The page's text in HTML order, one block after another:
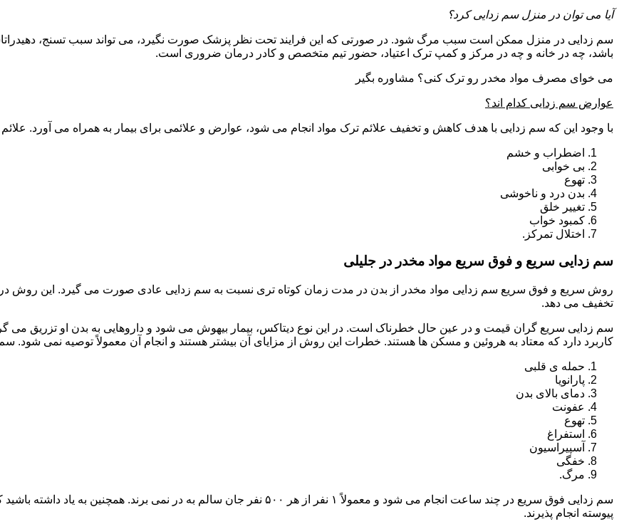
آیا می توان در منزل سم زدایی کرد؟
سم زدایی در منزل ممکن است سبب مرگ شود. در صورتی که این فرایند تحت نظر پزشک صورت نگیرد، می تواند سبب تسنج،
باشد، چه در خانه و چه در مرکز و کمپ ترک اعتیاد، حضور تیم متخصص و کادر درمان ضروری است.
می خوای مصرف مواد مخدر رو ترک کنی؟ مشاوره بگیر
عوارض سم زدایی کدام اند؟
با وجود این که سم زدایی با هدف کاهش و تخفیف علائم ترک مواد انجام می شود، عوارض و علائمی برای بیمار به همراه می آورد.
اضطراب و خشم
بی خوابی
تهوع
بدن درد و ناخوشی
تغییر خلق
کمبود خواب
اختلال تمرکز.
سم زدایی سریع و فوق سریع مواد مخدر در جلیلی
روش سریع و فوق سریع سم زدایی مواد مخدر از بدن در مدت زمان کوتاه تری نسبت به سم زدایی عادی صورت می گیرد. این روش در
تخفیف می دهد.
سم زدایی سریع گران قیمت و در عین حال خطرناک است. در این نوع دیتاکس، بیمار بیهوش می شود و داروهایی به بدن او تزریق می
کاربرد دارد که معتاد به هروئین و مسکن ها هستند. خطرات این روش از مزایای آن بیشتر هستند و انجام آن معمولاً توصیه نمی
حمله ی قلبی
پارانویا
دمای بالای بدن
عفونت
تهوع
استفراغ
آسپیراسیون
خفگی
مرگ.
سم زدایی فوق سریع در چند ساعت انجام می شود و معمولاً ۱ نفر از هر ۵۰۰ نفر جان سالم
پیوسته انجام پذیرند.